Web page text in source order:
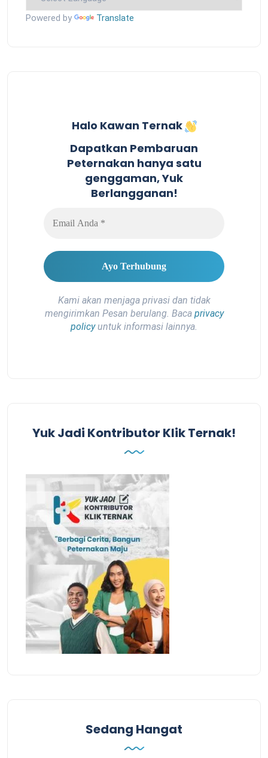
Powered by Translate
Halo Kawan Ternak
Dapatkan Pembaruan
Peternakan hanya satu
genggaman, Yuk
Berlangganan!
Kami akan menjaga privasi dan tidak
mengirimkan Pesan berulang. Baca privacy
policyuntuk informasi lainnya.
Yuk Jadi Kontributor Klik Ternak!
Sedang Hangat